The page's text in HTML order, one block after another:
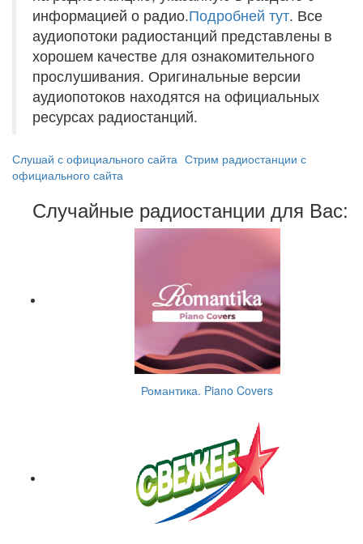
информацией о радио.Подробней тут. Все
аудиопотоки радиостанций представлены в
хорошем качестве для ознакомительного
прослушивания. Оригинальные версии
аудиопотоков находятся на официальных
ресурсах радиостанций.
Слушай с официального сайта Стрим радиостанции с
официального сайта
Случайные радиостанции для Вас:
Романтика. Piano Covers